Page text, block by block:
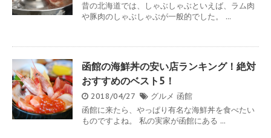
昔の北海道では、しゃぶしゃぶといえば、ラム肉
や豚肉のしゃぶしゃぶが一般的でした。 ...
函館の海鮮丼の安い店ランキング！絶対
おすすめのベスト5！
2018/04/27 グルメ 函館
函館に来たら、やっぱり有名な海鮮丼を食べたい
ものですよね。 私の実家が函館にある ...